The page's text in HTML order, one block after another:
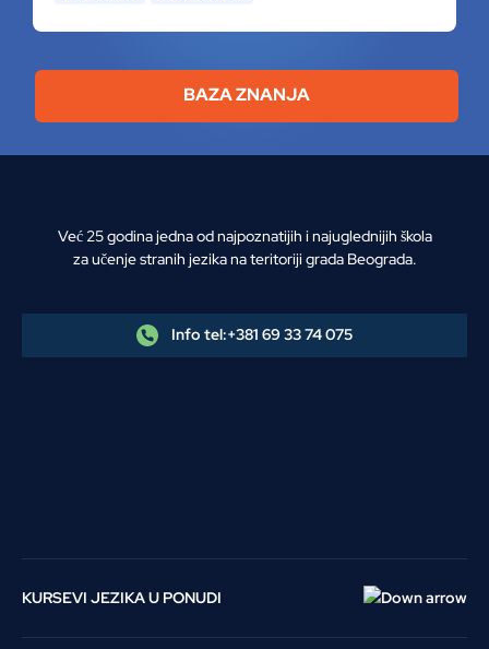
BAZA ZNANJA
Već 25 godina jedna od najpoznatijih i najuglednijih škola
za učenje stranih jezika na teritoriji grada Beograda.
Info tel:+381 69 33 74 075
KURSEVI JEZIKA U PONUDI